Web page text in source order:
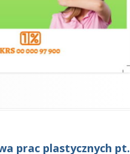
prac plastycznych pt.